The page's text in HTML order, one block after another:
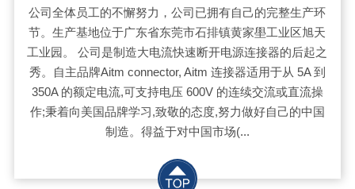
公司全体员工的不懈努力，公司已拥有自己的完整生产环
节。生产基地位于广东省东莞市石排镇黄家壆工业区旭天
工业园。 公司是制造大电流快速断开电源连接器的后起之
秀。自主品牌Aitm connector, Aitm 连接器适用于从 5A 到
350A 的额定电流,可支持电压 600V 的连续交流或直流操
作;秉着向美国品牌学习,致敬的态度,努力做好自己的中国
制造。得益于对中国市场(...